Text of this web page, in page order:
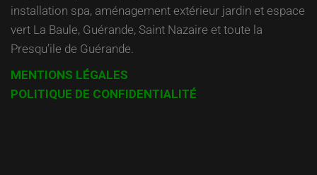
installation spa, aménagement extérieur jardin et espace
vert La Baule, Guérande, Saint Nazaire et toute la
Presqu’ile de Guérande.
MENTIONS LÉGALES
POLITIQUE DE CONFIDENTIALITÉ